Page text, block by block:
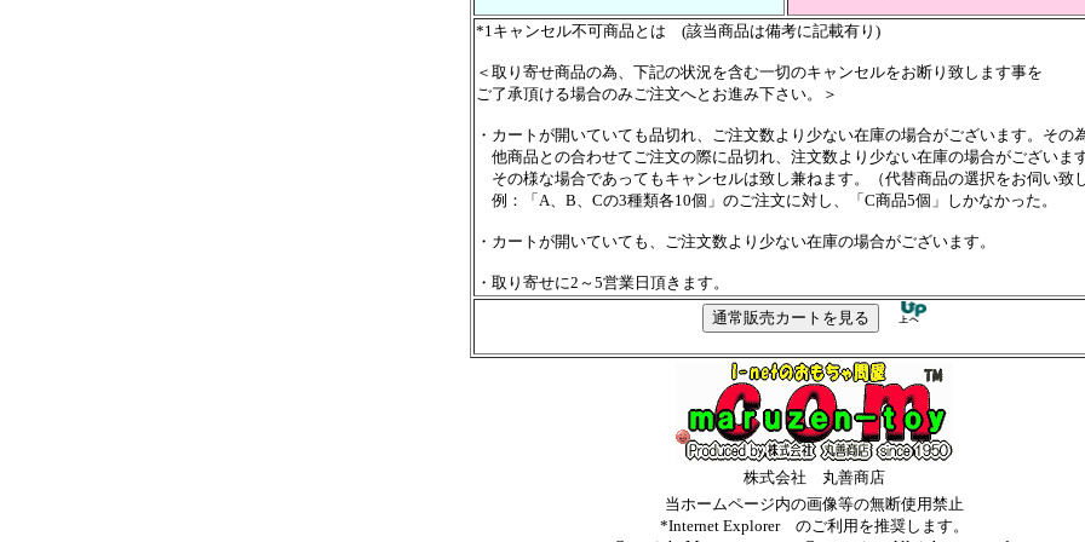
*1キャンセル不可商品とは (該当商品は備考に記載有り)
＜取り寄せ商品の為、下記の状況を含む一切のキャンセルをお断り致します事を
ご了承頂ける場合のみご注文へとお進み下さい。＞
・カートが開いていても品切れ、ご注文数より少ない在庫の場合がございます。その
他商品との合わせてご注文の際に品切れ、注文数より少ない在庫の場合がございます
その様な場合であってもキャンセルは致し兼ねます。（代替商品の選択をお伺い致し
例：「A、B、Cの3種類各10個」のご注文に対し、「C商品5個」しかなかった。
・カートが開いていても、ご注文数より少ない在庫の場合がございます。
・取り寄せに2～5営業日頂きます。
株式会社 丸善商店
当ホームページ内の画像等の無断使用禁止
*Internet Explorer のご利用を推奨します。